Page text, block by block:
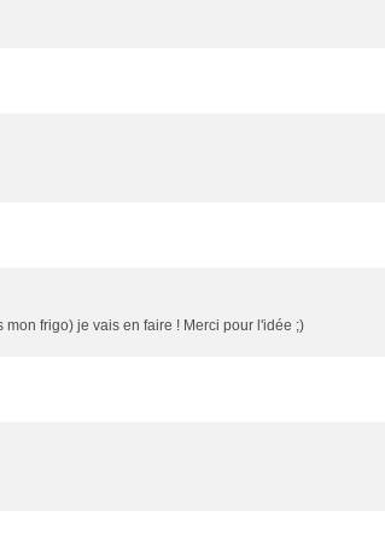
frigo) je vais en faire ! Merci pour l'idée ;)